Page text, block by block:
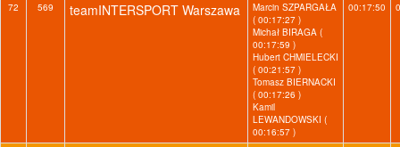
72 569 teamINTERSPORT Warszawa
Marcin SZPARGAŁA
( 00:17:27 )
Michał BIRAGA (
00:17:59 )
Hubert CHMIELECKI
( 00:21:57 )
Tomasz BIERNACKI
( 00:17:26 )
Kamil
LEWANDOWSKI (
00:16:57 )
00:17:50